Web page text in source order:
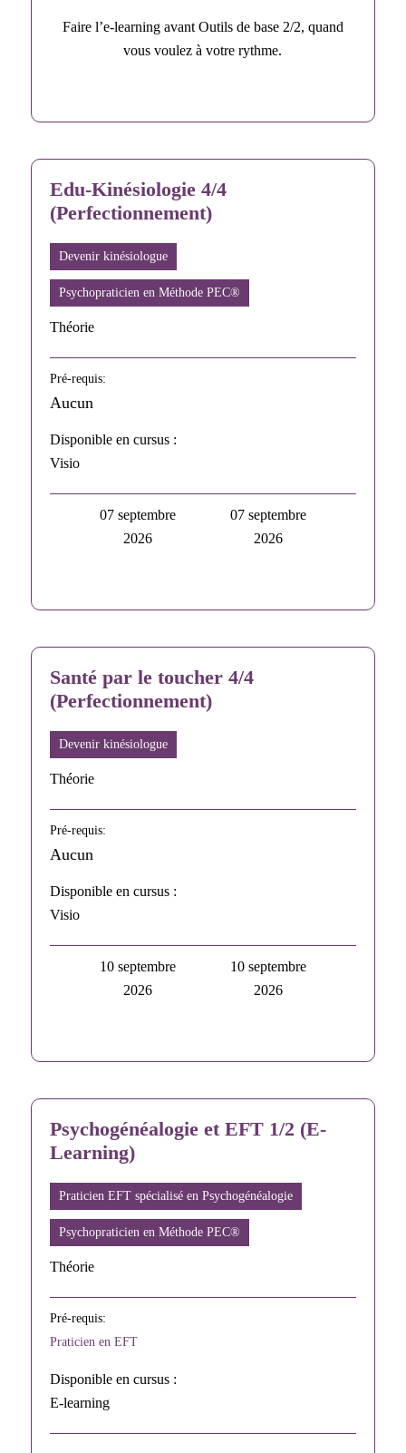
Faire l’e-learning avant Outils de base 2/2, quand
vous voulez à votre rythme.
Edu-Kinésiologie 4/4
(Perfectionnement)
Devenir kinésiologue
Psychopraticien en Méthode PEC®
Théorie
Pré-requis:
Aucun
Disponible en cursus :
Visio
07 septembre
2026
07 septembre
2026
Santé par le toucher 4/4
(Perfectionnement)
Devenir kinésiologue
Théorie
Pré-requis:
Aucun
Disponible en cursus :
Visio
10 septembre
2026
10 septembre
2026
Psychogénéalogie et EFT 1/2 (E-
Learning)
Praticien EFT spécialisé en Psychogénéalogie
Psychopraticien en Méthode PEC®
Théorie
Pré-requis:
Praticien en EFT
Disponible en cursus :
E-learning